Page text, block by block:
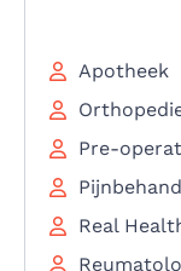
Apotheek
Pre-
Real